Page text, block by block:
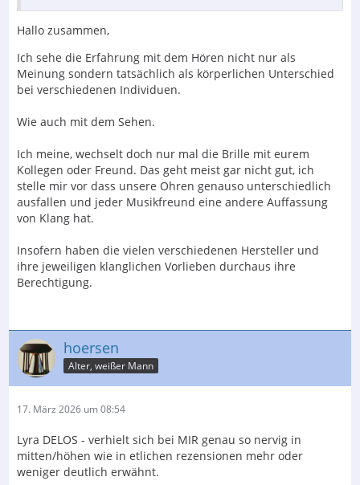
Hallo zusammen,
Ich sehe die Erfahrung mit dem Hören nicht nur als
Meinung sondern tatsächlich als körperlichen Unterschied
bei verschiedenen Individuen.
Wie auch mit dem Sehen.
Ich meine, wechselt doch nur mal die Brille mit eurem
Kollegen oder Freund. Das geht meist gar nicht gut, ich
stelle mir vor dass unsere Ohren genauso unterschiedlich
ausfallen und jeder Musikfreund eine andere Auffassung
von Klang hat.
Insofern haben die vielen verschiedenen Hersteller und
ihre jeweiligen klanglichen Vorlieben durchaus ihre
Berechtigung.
hoersen
Alter, weißer Mann
17. März 2026 um 08:54
Lyra DELOS - verhielt sich bei MIR genau so nervig in
mitten/höhen wie in etlichen rezensionen mehr oder
weniger deutlich erwähnt.